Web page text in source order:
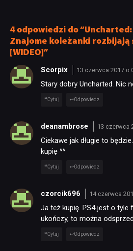
4 odpowiedzi do
Znajome koleżanki rozbijają
[WIDEO]”
Scorpix 13 czerwca 2017 o
Stary dobry Uncharted. Nic
Cytuj Odpowiedz
deanambrose 13 czerwca
Ciekawe jak długie to
kupię ^^
Cytuj Odpowiedz
czorcik696 14 czerwca
Ja też kupię. PS4 jest o tyle
ukończy, to można
Cytuj Odpowiedz